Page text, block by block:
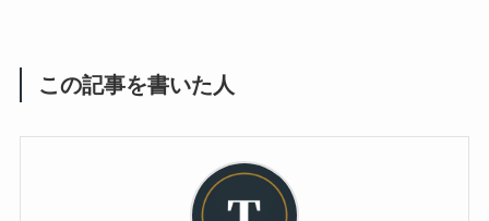
この記事を書いた人